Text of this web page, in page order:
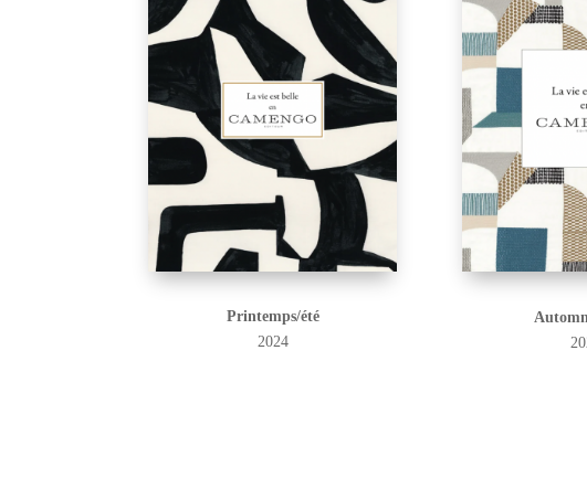
Printemps/été
2024